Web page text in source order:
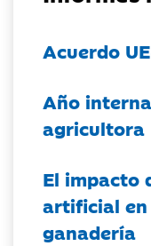
Acuerdo
Año
agricultora
El impacto
artificial
ganadería